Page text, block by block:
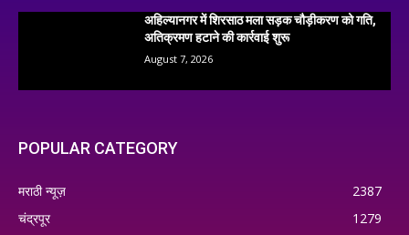
अहिल्यानगर में शिरसाठ मला सड़क चौड़ीकरण को गति,
अतिक्रमण हटाने की कार्रवाई शुरू
August 7, 2026
POPULAR CATEGORY
मराठी न्यूज़
2387
चंद्रपूर
1279